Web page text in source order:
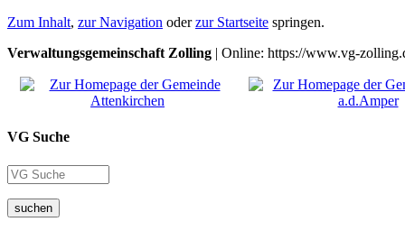
Zum Inhalt, zur Navigation oderzur Startseite springen.
Verwaltungsgemeinschaft Zolling | Online: https://www.vg-
VG Suche
suchen